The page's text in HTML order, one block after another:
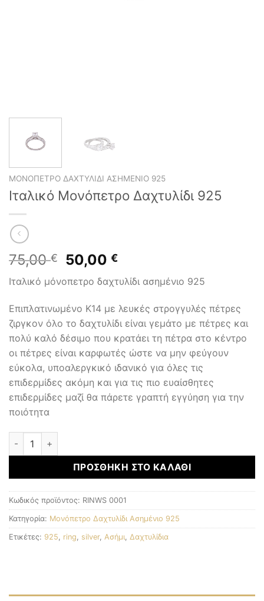
ΜΟΝΌΠΕΤΡΟ ΔΑΧΤΥΛΊΔΙ ΑΣΗΜΈΝΙΟ 925
Ιταλικό Μονόπετρο Δαχτυλίδι 925
75,00€
Original
price
was:
75,00 €.
50,00€Η
τρέχουσα
τιμή
είναι:
50,00 €.
Ιταλικό μόνοπετρο δαχτυλίδι ασημένιο 925
Επιπλατινωμένο Κ14 με λευκές στρογγυλές πέτρες
ζιργκον όλο το δαχτυλίδι είναι γεμάτο με πέτρες και
πολύ καλό δέσιμο που κρατάει τη πέτρα στο κέντρο
οι πέτρες είναι καρφωτές ώστε να μην φεύγουν
εύκολα, υποαλεργκικό ιδανικό για όλες τις
επιδερμίδες ακόμη και για τις πιο ευαίσθητες
επιδερμίδες μαζί θα πάρετε γραπτή εγγύηση για την
ποιότητα
Ιταλικό Μονόπετρο Δαχτυλίδι 925 ποσότητα
ΠΡΟΣΘΉΚΗ ΣΤΟ ΚΑΛΆΘΙ
Κωδικός προϊόντος: RINWS 0001
Κατηγορία: Μονόπετρο Δαχτυλίδι Ασημένιο 925
Ετικέτες: 925 ring silver, Ασήμι Δαχτυλίδια